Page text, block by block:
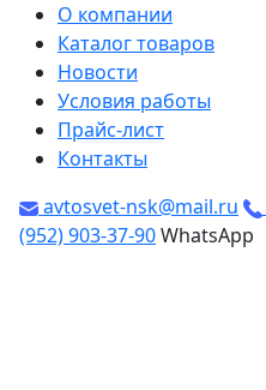
О компании
Каталог товаров
Новости
Условия работы
Прайс-лист
Контакты
avtosvet-nsk@mail.ru
(952) 903-37-90WhatsApp